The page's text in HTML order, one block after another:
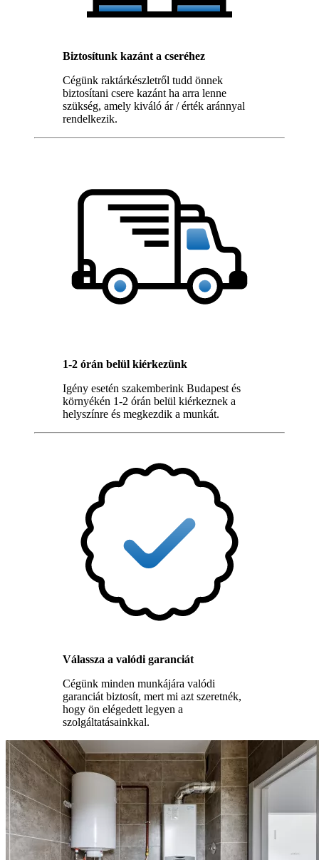
Biztosítunk kazánt a cseréhez
Cégünk raktárkészletről tudd önnek
biztosítani csere kazánt ha arra lenne
szükség, amely kiváló ár / érték aránnyal
rendelkezik.
1-2 órán belül kiérkezünk
Igény esetén szakemberink Budapest és
környékén 1-2 órán belül kiérkeznek a
helyszínre és megkezdik a munkát.
Válassza a valódi garanciát
Cégünk minden munkájára valódi
garanciát biztosít, mert mi azt szeretnék,
hogy ön elégedett legyen a
szolgáltatásainkkal.